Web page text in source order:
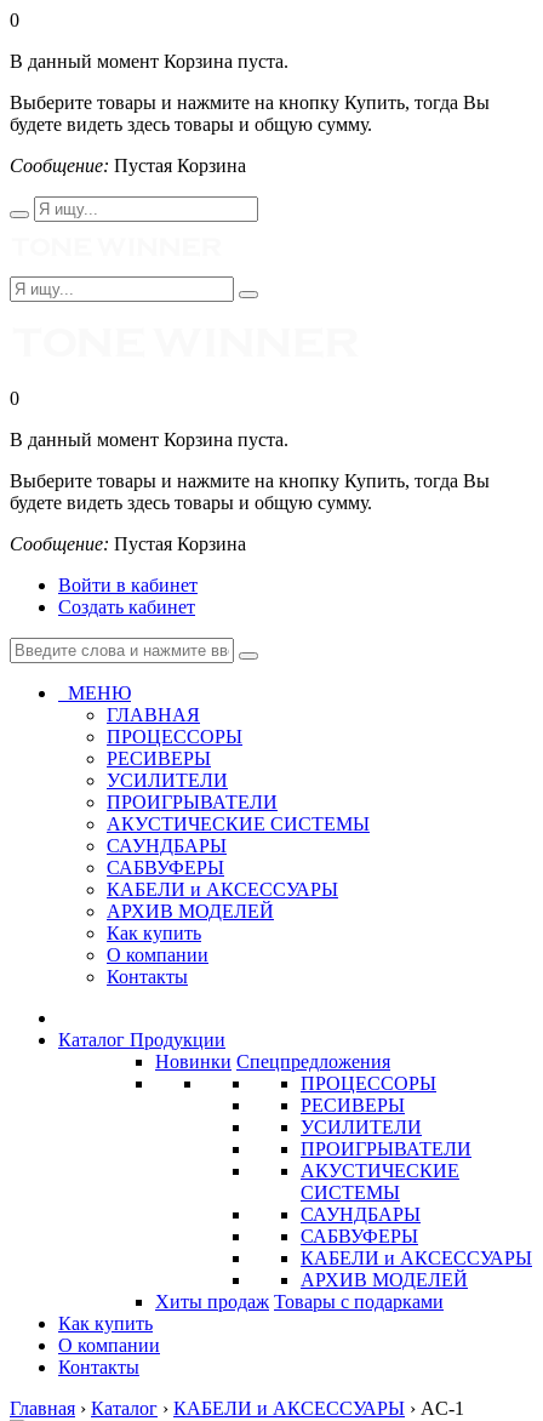
0
В данный момент Корзина пуста.
Выберите товары и нажмите на кнопку Купить, тогда Вы
будете видеть здесь товары и общую сумму.
Сообщение: Пустая Корзина
0
В данный момент Корзина пуста.
Выберите товары и нажмите на кнопку Купить, тогда Вы
будете видеть здесь товары и общую сумму.
Сообщение: Пустая Корзина
Войти в кабинет
Создать кабинет
МЕНЮ
ГЛАВНАЯ
ПРОЦЕССОРЫ
РЕСИВЕРЫ
УСИЛИТЕЛИ
ПРОИГРЫВАТЕЛИ
АКУСТИЧЕСКИЕ СИСТЕМЫ
САУНДБАРЫ
САБВУФЕРЫ
КАБЕЛИ и АКСЕССУАРЫ
АРХИВ МОДЕЛЕЙ
Как купить
О компании
Контакты
Каталог Продукции
Новинки Спецпредложения
ПРОЦЕССОРЫ
РЕСИВЕРЫ
УСИЛИТЕЛИ
ПРОИГРЫВАТЕЛИ
АКУСТИЧЕСКИЕ
СИСТЕМЫ
САУНДБАРЫ
САБВУФЕРЫ
КАБЕЛИ и АКСЕССУАРЫ
АРХИВ МОДЕЛЕЙ
Хиты продаж Товары с подарками
Как купить
О компании
Контакты
Главная › Каталог › КАБЕЛИ и АКСЕССУАРЫ › AC-1